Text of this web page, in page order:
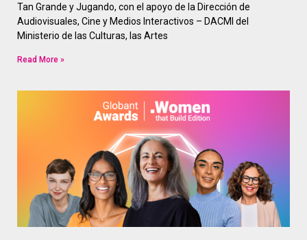
Tan Grande y Jugando, con el apoyo de la Dirección de
Audiovisuales, Cine y Medios Interactivos – DACMI del
Ministerio de las Culturas, las Artes
Read More »